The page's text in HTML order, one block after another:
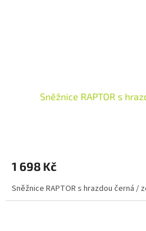
Sněžnice RAPTOR s
1 698 Kč
Sněžnice RAPTOR s hrazdou černá /